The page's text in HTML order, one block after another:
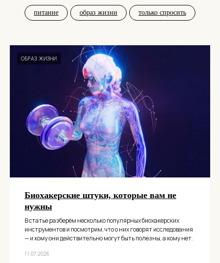
питание образ жизни только спросить
ОБРАЗ ЖИЗНИ
Биохакерские штуки, которые вам не
нужны
В статье разберём несколько популярных биохакерских
инструментов и посмотрим, что о них говорят исследования
— и кому они действительно могут быть полезны, а кому нет.
11.07.2026